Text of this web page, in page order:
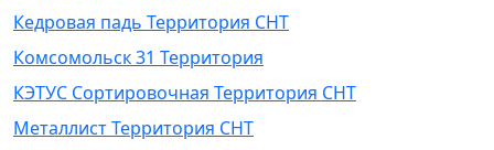
Кедровая падь Территория СНТ
Комсомольск 31 Территория
КЭТУС Сортировочная Территория СНТ
Металлист Территория СНТ